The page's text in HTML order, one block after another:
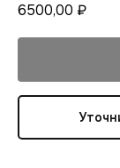
6500,00 ₽